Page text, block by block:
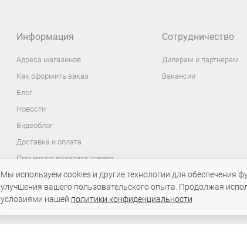
Информация
Адреса магазинов
Как оформить заказ
Блог
Новости
Видеоблог
Доставка и оплата
Процедура возврата товара
Политика в отношении обработки
персональных данных
Сотрудничество
Дилерам и партнерам
Вакансии
Мы используем cookies и другие технологии для обеспечения
улучшения вашего пользовательского опыта. Продолжая
условиями нашей политики конфиденциальности